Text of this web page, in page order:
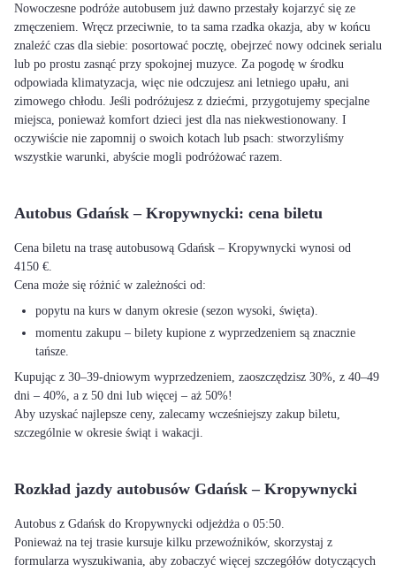
Nowoczesne podróże autobusem już dawno przestały kojarzyć się ze
zmęczeniem. Wręcz przeciwnie, to ta sama rzadka okazja, aby w końcu
znaleźć czas dla siebie: posortować pocztę, obejrzeć nowy odcinek serialu
lub po prostu zasnąć przy spokojnej muzyce. Za pogodę w środku
odpowiada klimatyzacja, więc nie odczujesz ani letniego upału, ani
zimowego chłodu. Jeśli podróżujesz z dziećmi, przygotujemy specjalne
miejsca, ponieważ komfort dzieci jest dla nas niekwestionowany. I
oczywiście nie zapomnij o swoich kotach lub psach: stworzyliśmy
wszystkie warunki, abyście mogli podróżować razem.
Autobus Gdańsk – Kropywnycki: cena biletu
Cena biletu na trasę autobusową Gdańsk – Kropywnycki wynosi od
4150 €.
Cena może się różnić w zależności od:
popytu na kurs w danym okresie (sezon wysoki, święta).
momentu zakupu – bilety kupione z wyprzedzeniem są znacznie
tańsze.
Kupując z 30–39-dniowym wyprzedzeniem, zaoszczędzisz 30%, z 40–49
dni – 40%, a z 50 dni lub więcej – aż 50%!
Aby uzyskać najlepsze ceny, zalecamy wcześniejszy zakup biletu,
szczególnie w okresie świąt i wakacji.
Rozkład jazdy autobusów Gdańsk – Kropywnycki
Autobus z Gdańsk do Kropywnycki odjeżdża o 05:50.
Ponieważ na tej trasie kursuje kilku przewoźników, skorzystaj z
formularza wyszukiwania, aby zobaczyć więcej szczegółów dotyczących